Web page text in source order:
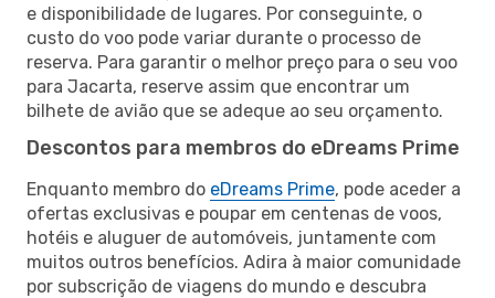
e disponibilidade de lugares. Por conseguinte, o
custo do voo pode variar durante o processo de
reserva. Para garantir o melhor preço para o seu voo
para Jacarta, reserve assim que encontrar um
bilhete de avião que se adeque ao seu orçamento.
Descontos para membros do eDreams Prime
Enquanto membro do eDreams Prime, pode aceder a
ofertas exclusivas e poupar em centenas de voos,
hotéis e aluguer de automóveis, juntamente com
muitos outros benefícios. Adira à maior comunidade
por subscrição de viagens do mundo e descubra